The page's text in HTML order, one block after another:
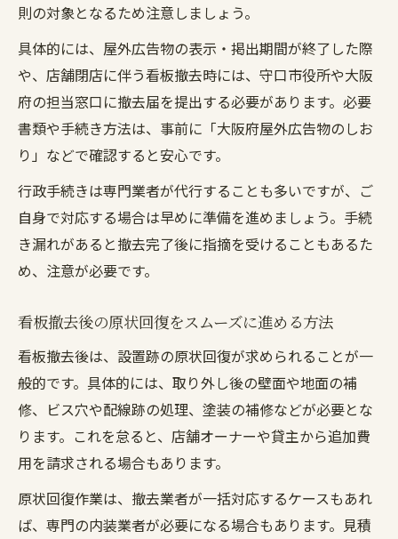
則の対象となるため注意しましょう。
具体的には、屋外広告物の表示・掲出期間が終了した際
や、店舗閉店に伴う看板撤去時には、守口市役所や大阪
府の担当窓口に撤去届を提出する必要があります。必要
書類や手続き方法は、事前に「大阪府屋外広告物のしお
り」などで確認すると安心です。
行政手続きは専門業者が代行することも多いですが、ご
自身で対応する場合は早めに準備を進めましょう。手続
き漏れがあると撤去完了後に指摘を受けることもあるた
め、注意が必要です。
看板撤去後の原状回復をスムーズに進める方法
看板撤去後は、設置跡の原状回復が求められることが一
般的です。具体的には、取り外し後の壁面や地面の補
修、ビス穴や配線跡の処理、塗装の補修などが必要とな
ります。これを怠ると、店舗オーナーや貸主から追加費
用を請求される場合もあります。
原状回復作業は、撤去業者が一括対応するケースもあれ
ば、専門の内装業者が必要になる場合もあります。見積